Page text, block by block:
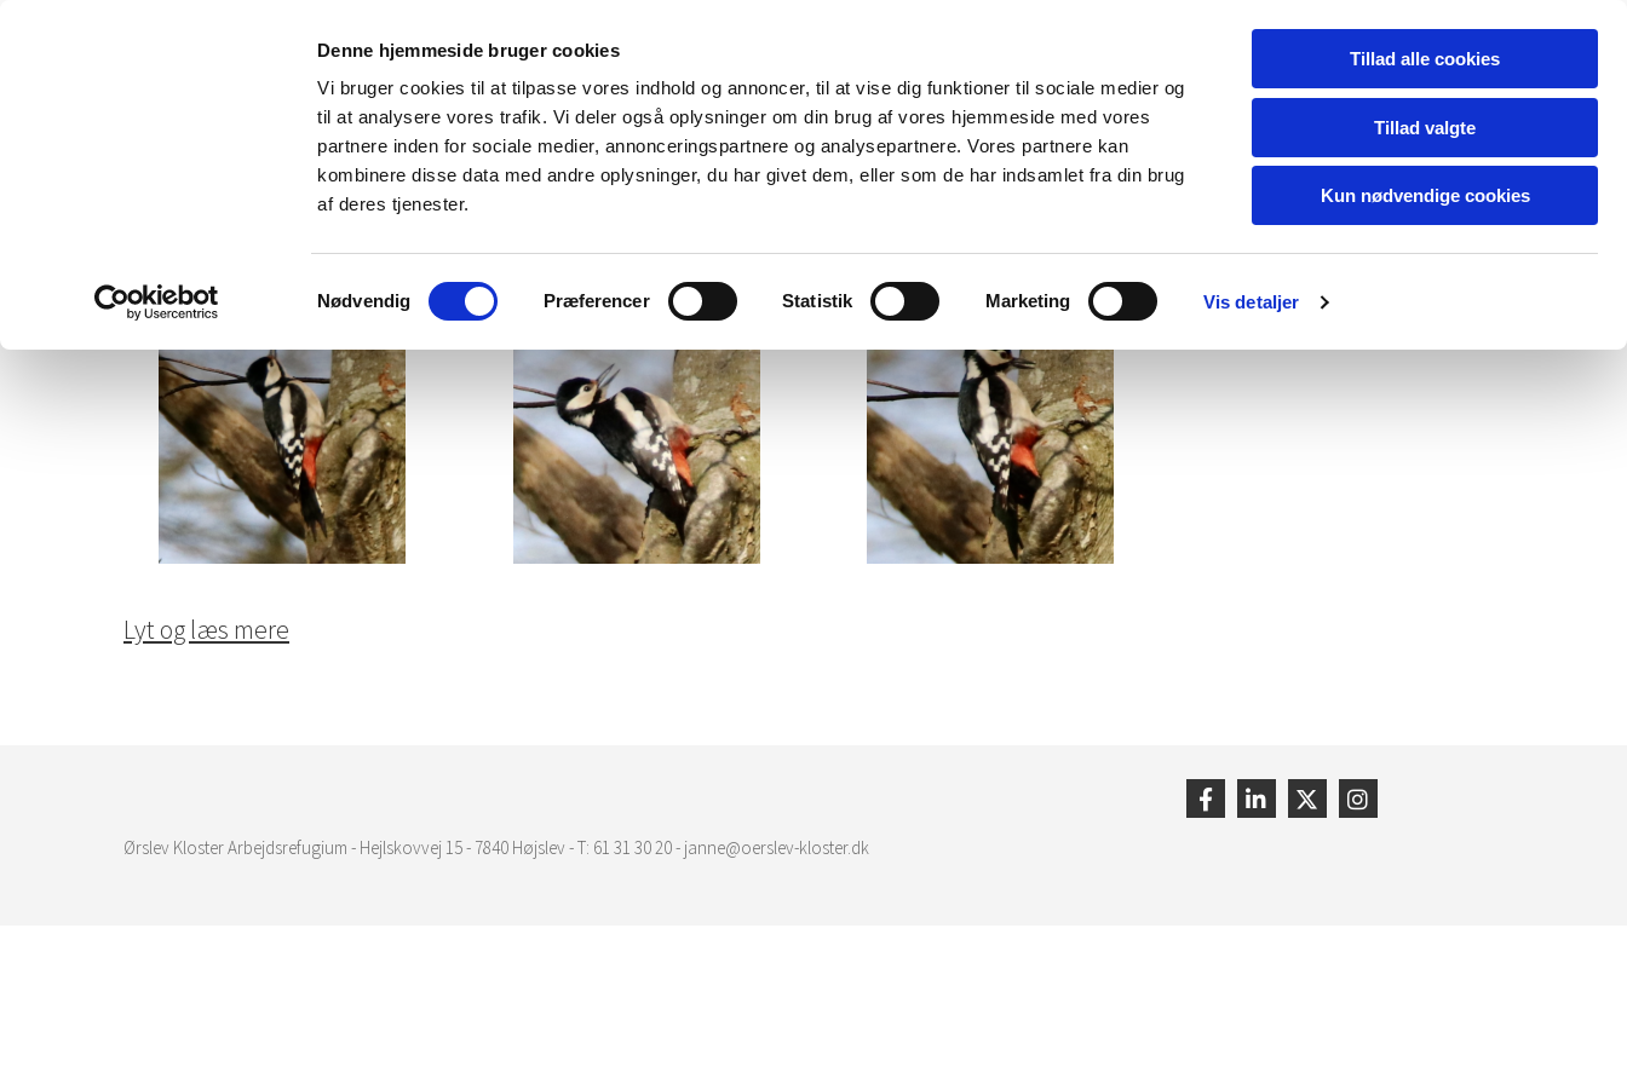
Denne hjemmeside bruger cookies
Vi bruger cookies til at tilpasse vores indhold og annoncer, til at vise dig funktioner til sociale medier og
til at analysere vores trafik. Vi deler også oplysninger om din brug af vores hjemmeside med vores
partnere inden for sociale medier, annonceringspartnere og analysepartnere. Vores partnere kan
kombinere disse data med andre oplysninger, du har givet dem, eller som de har indsamlet fra din brug
af deres tjenester.
Nødvendig Præferencer Statistik Marketing Vis detaljer
Tillad alle cookies
Tillad valgte
Kun nødvendige cookies
Hjem Ophold Besøg Kort og godt Historie Galleri Kontakt
Stor Flagspætte
Lyt og læs mere
Ørslev Kloster Arbejdsrefugium - Hejlskovvej 15 - 7840 Højslev - T: 61 31 30 20 - janne@oerslev-kloster.dk